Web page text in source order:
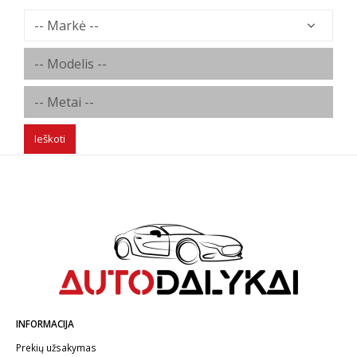
Hyper Gray
Red
Silver
White
Ieškoti
INFORMACIJA
Prekių užsakymas